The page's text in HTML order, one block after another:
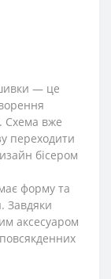
— це
Схема вже
переходити
бісером
форму та
Завдяки
аксесуаром